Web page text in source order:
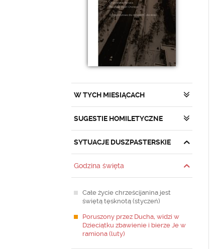
W TYCH MIESIĄCACH
SUGESTIE HOMILETYCZNE
SYTUACJE DUSZPASTERSKIE
Godzina święta
Całe życie chrześcijanina jest
świętą tęsknotą (styczeń)
Poruszony przez Ducha, widzi w
Dzieciątku zbawienie i bierze Je w
ramiona (luty)